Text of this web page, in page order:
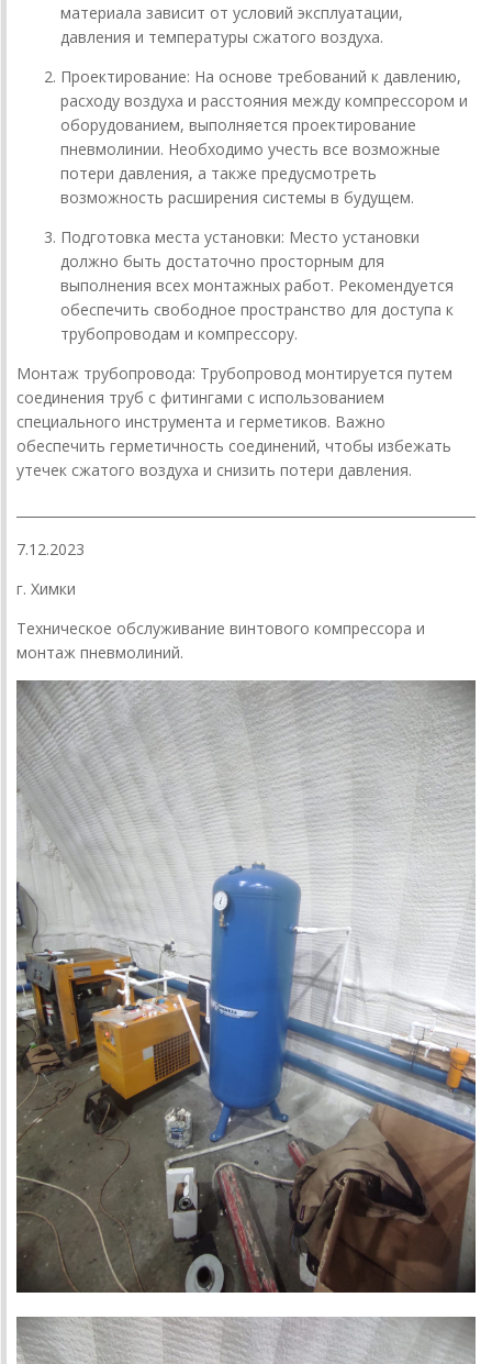
материала зависит от условий эксплуатации,
давления и температуры сжатого воздуха.
Проектирование: На основе требований к давлению,
расходу воздуха и расстояния между компрессором и
оборудованием, выполняется проектирование
пневмолинии. Необходимо учесть все возможные
потери давления, а также предусмотреть
возможность расширения системы в будущем.
Подготовка места установки: Место установки
должно быть достаточно просторным для
выполнения всех монтажных работ. Рекомендуется
обеспечить свободное пространство для доступа к
трубопроводам и компрессору.
Монтаж трубопровода: Трубопровод монтируется путем
соединения труб с фитингами с использованием
специального инструмента и герметиков. Важно
обеспечить герметичность соединений, чтобы избежать
утечек сжатого воздуха и снизить потери давления.
7.12.2023
г. Химки
Техническое обслуживание винтового компрессора и
монтаж пневмолиний.